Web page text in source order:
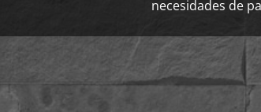
necesidades de